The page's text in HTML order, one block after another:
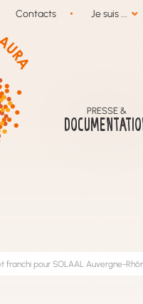
Contacts Je suis ...
PRESSE &
franchi pour SOLAAL Auvergne-